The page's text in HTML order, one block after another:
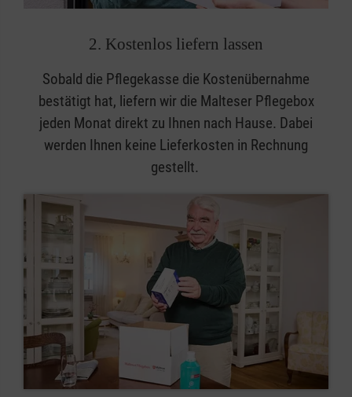
2. Kostenlos liefern lassen
Sobald die Pflegekasse die Kostenübernahme
bestätigt hat, liefern wir die Malteser Pflegebox
jeden Monat direkt zu Ihnen nach Hause. Dabei
werden Ihnen keine Lieferkosten in Rechnung
gestellt.